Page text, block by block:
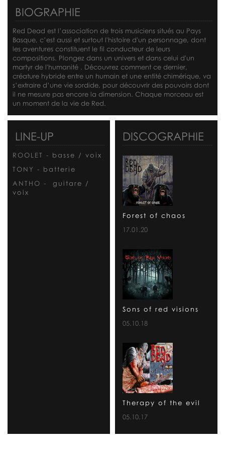
BIOGRAPHIE
Red Dead est l’association de trois musiciens situés au Pays
Basque, c’est aussi et surtout l'histoire d'un personnage, dont
les aventures constituent le fil conducteur de leurs
compositions. Plongez dans un univers et dans celui d'un
martyr de l'humanité . Découvrez comment ce dernier,
créature hybride entre un humain et une entité chimérique, va
s’extraire d’une vie sordide, pour découvrir des pouvoirs dont
il ne mesure pas encore la dimension. Chaque morceau est
un moment de la vie de Red.
LINE-UP
ROOLET - basse / voix
TONY - batterie
ANTHO - guitare /
voix
DISCOGRAPHIE
Forest of chaos
17.01.20
Sons of red visions
05.10.18
Therapy of the evil
05.10.17